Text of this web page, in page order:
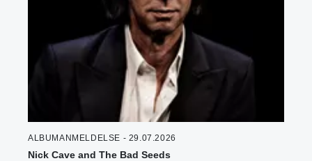
ALBUMANMELDELSE - 29.07.2026
Nick Cave and The Bad Seeds